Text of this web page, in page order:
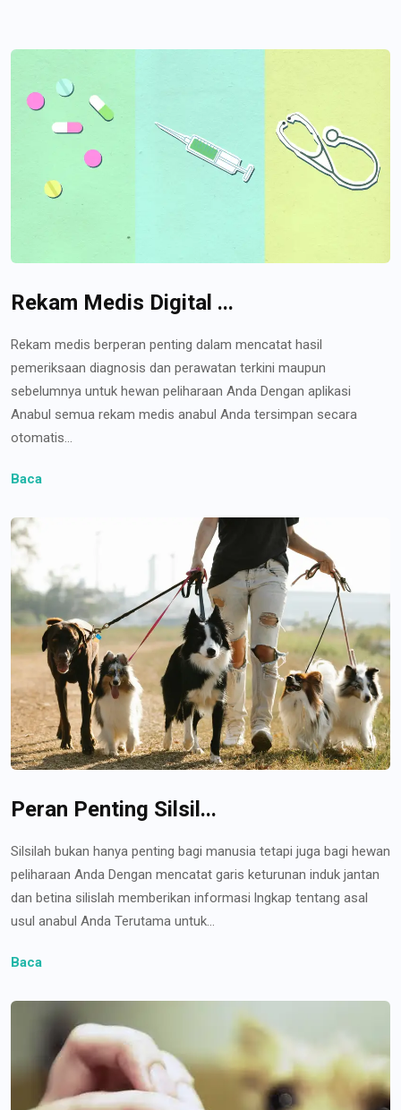
Rekam Medis Digital ...
Rekam medis berperan penting dalam mencatat hasil
pemeriksaan diagnosis dan perawatan terkini maupun
sebelumnya untuk hewan peliharaan Anda Dengan aplikasi
Anabul semua rekam medis anabul Anda tersimpan secara
otomatis...
Baca
Peran Penting Silsil...
Silsilah bukan hanya penting bagi manusia tetapi juga bagi hewan
peliharaan Anda Dengan mencatat garis keturunan induk jantan
dan betina silislah memberikan informasi lngkap tentang asal
usul anabul Anda Terutama untuk...
Baca